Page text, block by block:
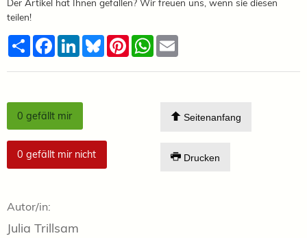
teilen!
TeilenFacebook
LinkedInBlueskyPinterestWhatsApp
0 gefällt mir
0 gefällt mir nicht
Seitenanfang
Drucken
Autor/in:
Julia Trillsam